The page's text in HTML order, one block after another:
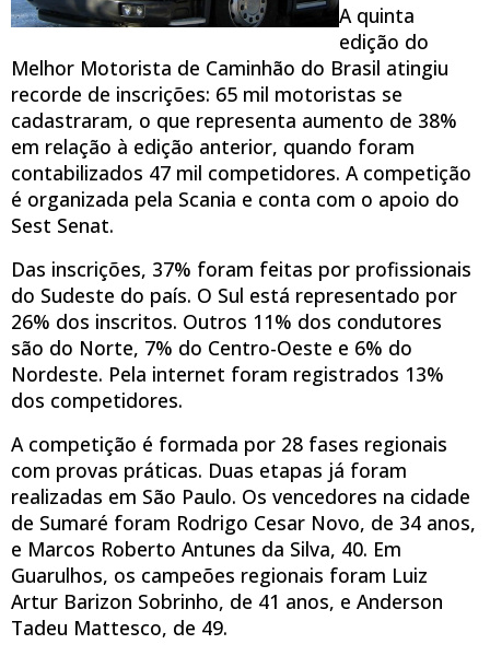
A quinta
edição do
Melhor Motorista de Caminhão do Brasil atingiu
recorde de inscrições: 65 mil motoristas se
cadastraram, o que representa aumento de 38%
em relação à edição anterior, quando foram
contabilizados 47 mil competidores. A competição
é organizada pela Scania e conta com o apoio do
Sest Senat.
Das inscrições, 37% foram feitas por profissionais
do Sudeste do país. O Sul está representado por
26% dos inscritos. Outros 11% dos condutores
são do Norte, 7% do Centro-Oeste e 6% do
Nordeste. Pela internet foram registrados 13%
dos competidores.
A competição é formada por 28 fases regionais
com provas práticas. Duas etapas já foram
realizadas em São Paulo. Os vencedores na cidade
de Sumaré foram Rodrigo Cesar Novo, de 34 anos,
e Marcos Roberto Antunes da Silva, 40. Em
Guarulhos, os campeões regionais foram Luiz
Artur Barizon Sobrinho, de 41 anos, e Anderson
Tadeu Mattesco, de 49.